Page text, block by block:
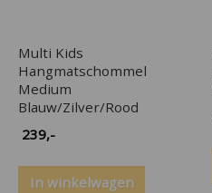
Multi Kids
Hangmatschommel
Medium
Blauw/Zilver/Rood
239,-
In winkelwagen